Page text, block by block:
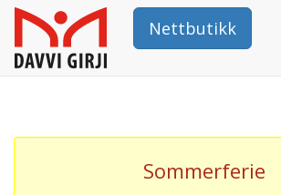
Nettbutikk
Sommerferie